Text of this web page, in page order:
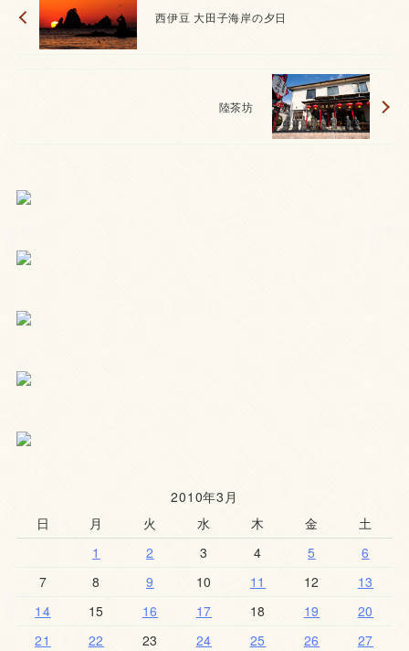
西伊豆 大田子海岸の夕日
陸茶坊
2010年3月
日
月 火 水 木 金
土
1
2 3 4 5
6
7
8 9 10 11 12
13
14
15 16 17 18 19
20
21
22 23 24 25 26
27